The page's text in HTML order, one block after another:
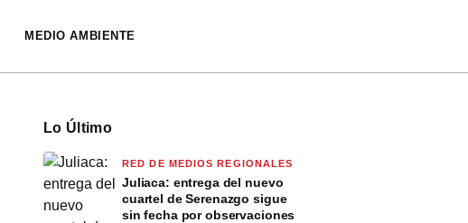
MEDIO AMBIENTE
Lo Último
RED DE MEDIOS REGIONALES
Juliaca: entrega del nuevo
cuartel de Serenazgo sigue
sin fecha por observaciones